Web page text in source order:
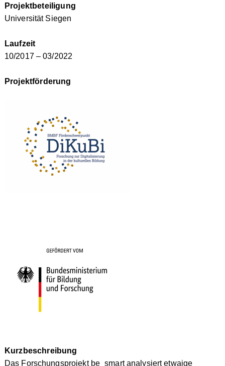
Projektbeteiligung
Universität Siegen
Laufzeit
10/2017 – 03/2022
Projektförderung
Kurzbeschreibung
Das Forschungsprojekt be_smart analysiert etwaige